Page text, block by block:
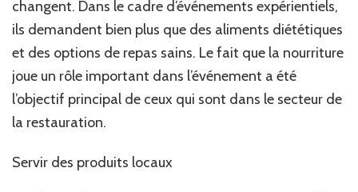
changent. Dans le cadre d’événements expérientiels,
ils demandent bien plus que des aliments diététiques
et des options de repas sains. Le fait que la nourriture
joue un rôle important dans l’événement a été
l’objectif principal de ceux qui sont dans le secteur de
la restauration.
Servir des produits locaux